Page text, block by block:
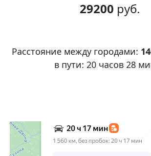
29200 руб.
Расстояние между городами:
в пути: 20 часов 28
Яндекс Карты
Яндекс Карты
Яндекс Карты